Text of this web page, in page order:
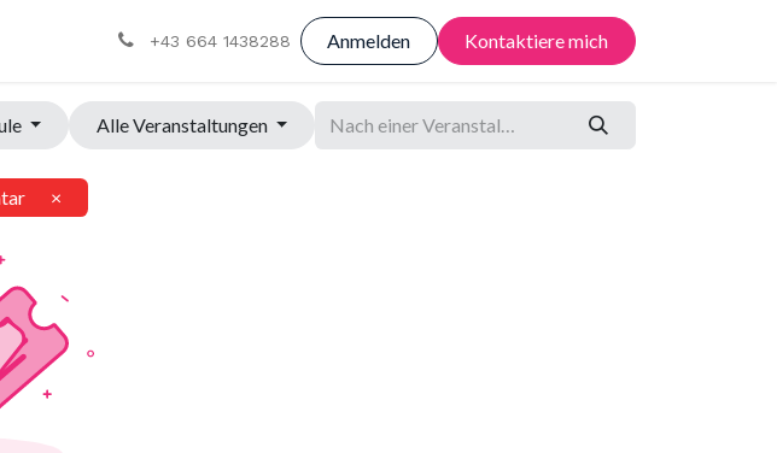
+43 664 1438288 Anmelden Kontaktiere mich
Alle Veranstaltungen
×